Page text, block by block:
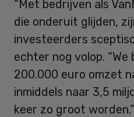
“Met bedrijven als
die onderuit glijden,
investeerders
echter nog volop. “We
200.000 euro omzet
inmiddels naar 3,5
keer zo groot